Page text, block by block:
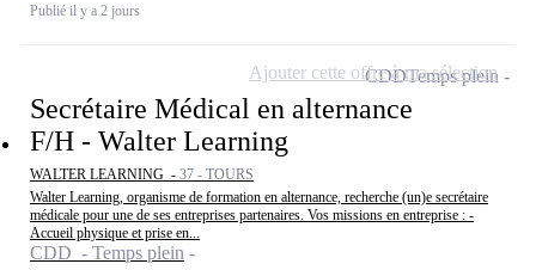
Publié il y a 2 jours
Secrétaire Médical en alternance
F/H - Walter Learning
WALTER LEARNING - 37 - TOURS
Walter Learning, organisme de formation en alternance, recherche (un)e secrétaire
médicale pour une de ses entreprises partenaires. Vos missions en entreprise : -
Accueil physique et prise en...
CDD - Temps plein
CDDTemps plein
Ajouter cette offre à ma sélection